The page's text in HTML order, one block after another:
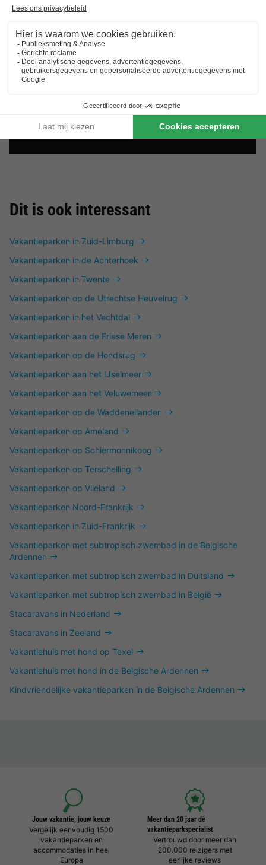
Dit is ook interessant
Vakantieparken in Zuid-Limburg
Vakantieparken in de Achterhoek
Vakantieparken in Twente
Vakantieparken op de Utrechtse Heuvelrug
Vakantieparken in het Vechtdal
Vakantieparken aan de Friese Meren
Vakantieparken op de Hondsrug
Vakantieparken aan het IJselmeer
Vakantieparken aan het Veluwemeer
Vakantieparken op de Waddeneilanden
Vakantieparken op Ameland
Vakantieparken op Schiermonnikoog
Vakantieparken op Terschelling
Vakantieparken op Vlieland
Vakantieparken Noord-Frankrijk
Vakantieparken in Zuid-Frankrijk
Vakantieparken met subtropisch zwembad in de Belgische
Ardennen
Vakantieparken met subtropisch zwembad in Duitsland
Vakantieparken met subtropisch zwembad in België
Stacaravans in Nederland
Stacaravans in Zeeland
Vakantiehuis met hond op Texel
Vakantiehuis met hond in de Belgische Ardennen
Kindvriendelijke vakantieparken in de Belgische Ardennen
Jouw vakantie, jouw keuze
Vergelijk eenvoudig 1500
vakantieparken en
accommodaties in heel
Europa
Meer dan 20 jaar dé
vakantieparkspecialist
Vertrouwd door meer dan
200.000 reizigers met
eerlijke reviews